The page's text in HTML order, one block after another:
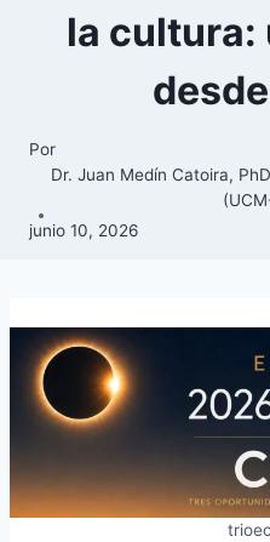
la cultura:
Por
Dr. Juan Medín Catoira,
junio 10, 2026